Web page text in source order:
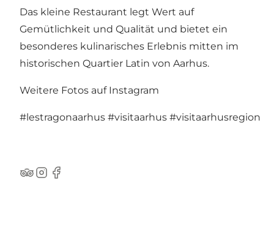
Das kleine Restaurant legt Wert auf
Gemütlichkeit und Qualität und bietet ein
besonderes kulinarisches Erlebnis mitten im
historischen Quartier Latin von Aarhus.
Weitere Fotos auf Instagram
#lestragonaarhus #visitaarhus #visitaarhusregion
Tripadvisor
Instagram
Facebook